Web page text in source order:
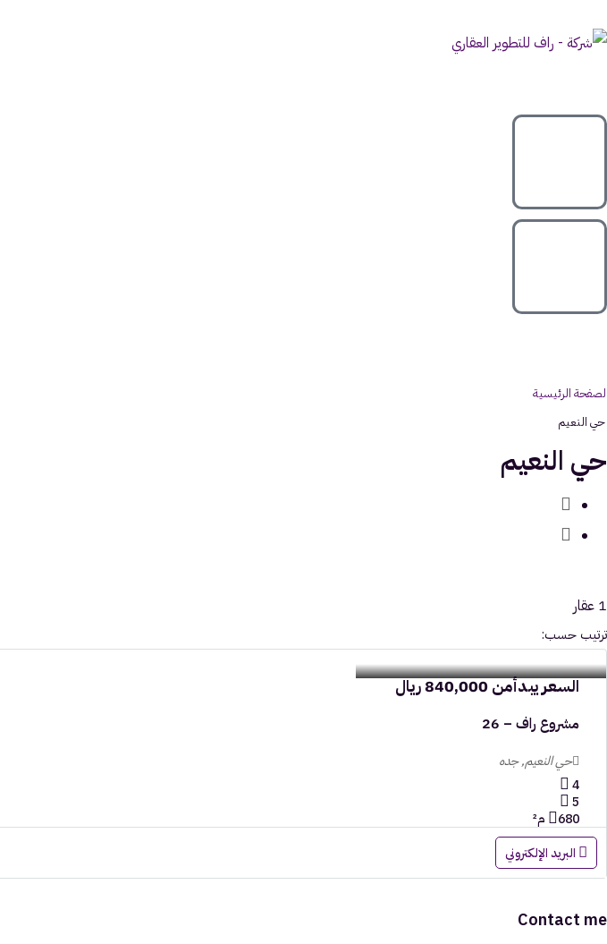
الرئيسية
حي النعيم
حي النعيم
1 عقار
ترتيب حسب:
السعر يبدأمن840,000 ريال
مشروع راف – 26
حي النعيم, جده
4
5
680 م²
البريد الإلكتروني
Contact me